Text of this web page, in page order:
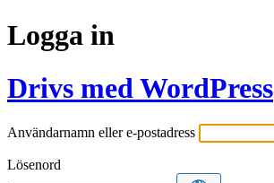
Logga in
Drivs med WordPress
Användarnamn eller e-postadress
Lösenord